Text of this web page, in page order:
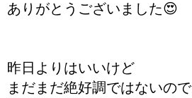
ありがとうございました😍
昨日よりはいいけど
まだまだ絶好調ではないので